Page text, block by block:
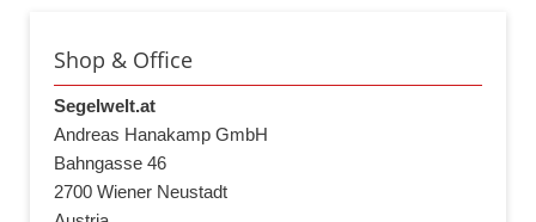
Shop & Office
Segelwelt.at
Andreas Hanakamp GmbH
Bahngasse 46
2700 Wiener Neustadt